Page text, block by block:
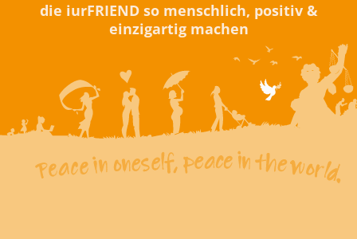
die iurFRIEND so menschlich, positiv &
einzigartig machen